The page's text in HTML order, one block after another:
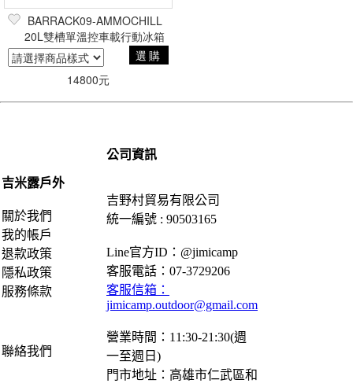
BARRACK09-AMMOCHILL
20L雙槽單溫控車載行動冰箱
選購
14800元